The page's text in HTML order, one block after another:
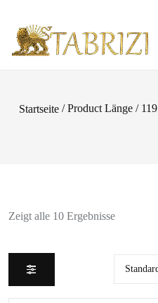
Startseite / Product Länge / 119
Zeigt alle 10 Ergebnisse